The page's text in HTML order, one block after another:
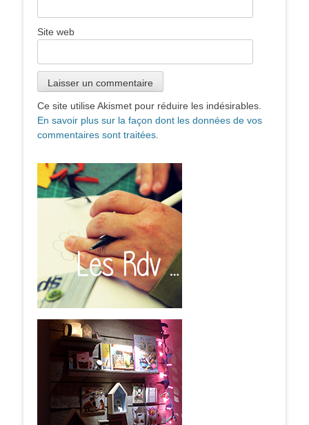
Site web
Ce site utilise Akismet pour réduire les indésirables.
En savoir plus sur la façon dont les données de vos
commentaires sont traitées.